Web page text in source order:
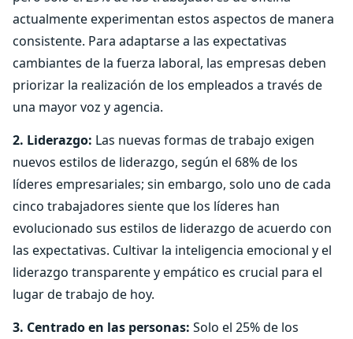
actualmente experimentan estos aspectos de manera
consistente. Para adaptarse a las expectativas
cambiantes de la fuerza laboral, las empresas deben
priorizar la realización de los empleados a través de
una mayor voz y agencia.
2. Liderazgo: Las nuevas formas de trabajo exigen
nuevos estilos de liderazgo, según el 68% de los
líderes empresariales; sin embargo, solo uno de cada
cinco trabajadores siente que los líderes han
evolucionado sus estilos de liderazgo de acuerdo con
las expectativas. Cultivar la inteligencia emocional y el
liderazgo transparente y empático es crucial para el
lugar de trabajo de hoy.
3. Centrado en las personas: Solo el 25% de los